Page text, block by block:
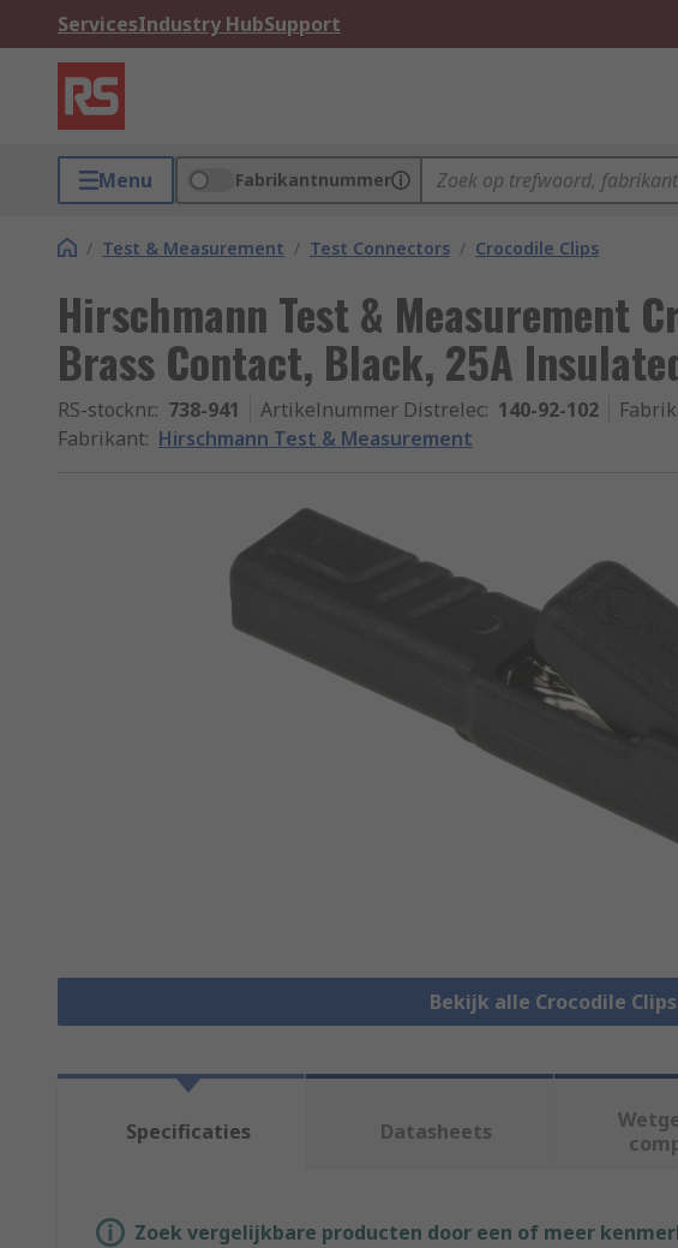
ServicesIndustry HubSupport
Menu Fabrikantnummer
/ Test & Measurement / Test Connectors / Crocodile Clips
Hirschmann Test & Measurement
Brass Contact, Black, 25A
RS-stocknr.: 738-941 Artikelnummer Distrelec: 140-92-102
Fabrikant: Hirschmann Test & Measurement
Bekijk alle Crocodile Clips
Specificaties Datasheets
Zoek vergelijkbare producten door een of meer